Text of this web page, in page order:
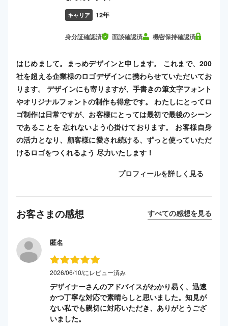
キャリア 12年
身分証確認済 面談確認済 機密保持確認済
はじめまして。まっめデザインと申します。 これまで、200
社を超える企業様のロゴデザインに携わらせていただいてお
ります。 デザインにも寄りますが、手書きの筆文字フォント
やオリジナルフォントの制作も得意です。 わたしにとってロ
ゴ制作は日常ですが、お客様にとっては最初で最後のシーン
であることを 忘れないよう心掛けております。 お客様自身
の活力となり、顧客様に愛され続ける、ずっと使っていただ
けるロゴをつくれるよう 尽力いたします！
プロフィールを詳しく見る
お客さまの感想 すべての感想を見る
匿名
2026/06/10/にレビュー済み
デザイナーさんのアドバイスがわかり易く、迅速
かつ丁寧な対応で素晴らしと思いました。知見が
ない私でも親切に対応いただき、ありがとうござ
いました。